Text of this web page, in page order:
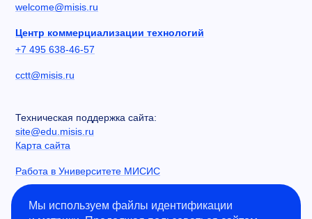
welcome@misis.ru
Центр коммерциализации технологий
+7 495 638-46-57
cctt@misis.ru
Техническая поддержка сайта:
site@edu.misis.ru
Карта сайта
Работа в Университете МИСИС
Сведения об образовательной организации
Мы используем файлы идентификации